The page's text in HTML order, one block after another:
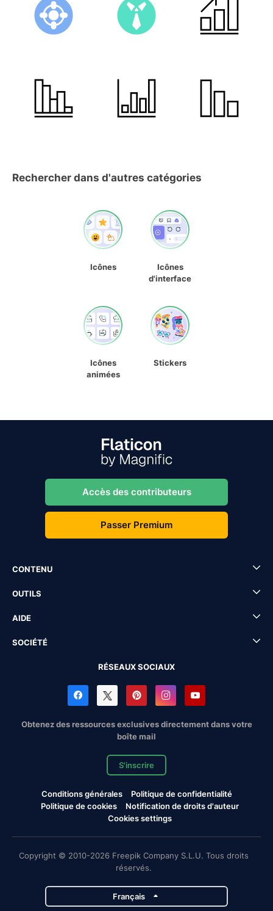
Rechercher dans d'autres catégories
Icônes
Icônes
d'interface
Icônes
animées
Stickers
Accès des contributeurs
Passer Premium
CONTENU
OUTILS
AIDE
SOCIÉTÉ
RÉSEAUX SOCIAUX
Obtenez des ressources exclusives directement dans votre
boîte mail
S'inscrire
Conditions générales
Politique de confidentialité
Politique de cookies
Notification de droits d'auteur
Cookies settings
Copyright © 2010-2026 Freepik Company S.L.U. Tous droits
réservés.
Français